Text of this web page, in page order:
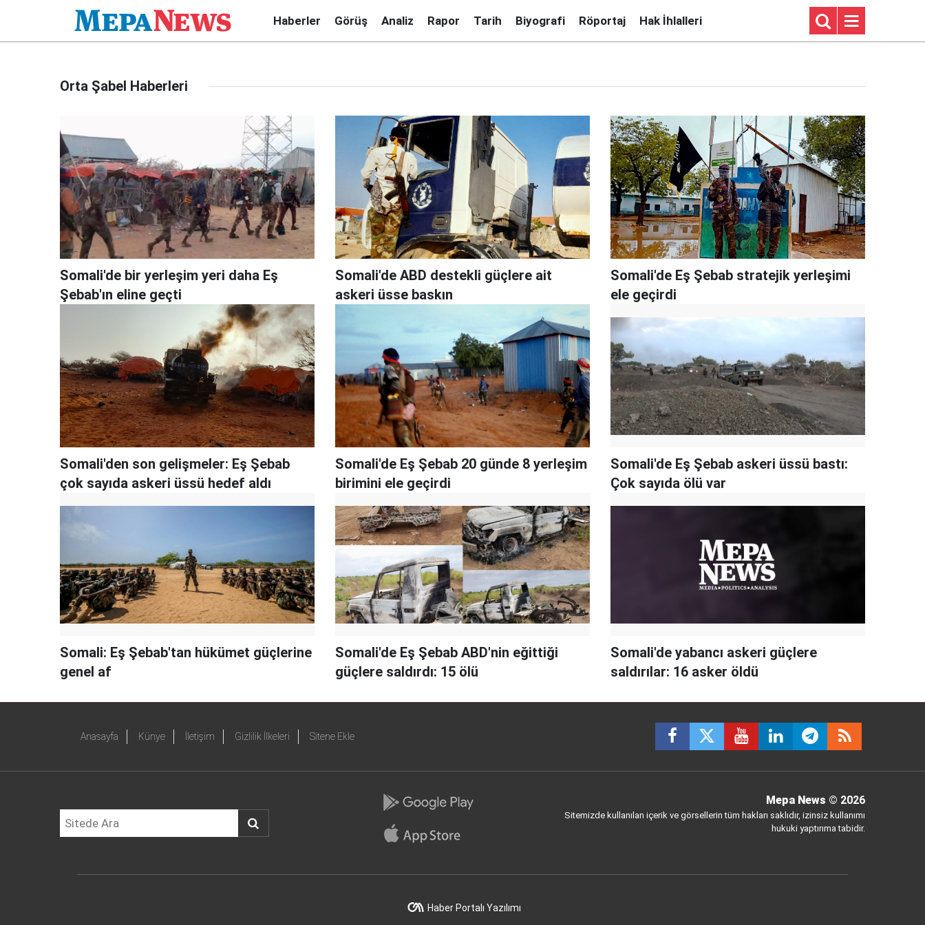
Haberler Görüş Analiz Rapor Tarih Biyografi Röportaj Hak İhlalleri
Orta Şabel Haberleri
Somali'de bir yerleşim yeri daha Eş
Şebab'ın eline geçti
Somali'de ABD destekli güçlere ait
askeri üsse baskın
Somali'de Eş Şebab stratejik yerleşimi
ele geçirdi
Somali'den son gelişmeler: Eş Şebab
çok sayıda askeri üssü hedef aldı
Somali'de Eş Şebab 20 günde 8 yerleşim
birimini ele geçirdi
Somali'de Eş Şebab askeri üssü bastı:
Çok sayıda ölü var
Somali: Eş Şebab'tan hükümet güçlerine
genel af
Somali'de Eş Şebab ABD'nin eğittiği
güçlere saldırdı: 15 ölü
Somali'de yabancı askeri güçlere
saldırılar: 16 asker öldü
Anasayfa Künye İletişim Gizlilik İlkeleri Sitene Ekle
Mepa News © 2026
Sitemizde kullanılan içerik ve görsellerin tüm hakları saklıdır, izinsiz kullanımı
hukuki yaptırıma tabidir.
Haber Portalı Yazılımı